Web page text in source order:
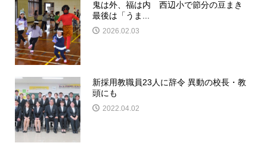
鬼は外、福は内 西辺小で節分の豆まき
最後は「うま...
2026.02.03
新採用教職員23人に辞令 異動の校長・教
頭にも
2022.04.02